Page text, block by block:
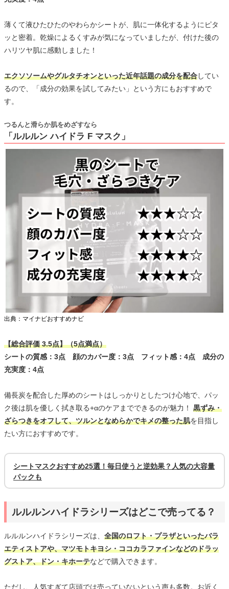
薄くて液ひたひたのやわらかシートが、肌に一体化するようにピタ
ッと密着。乾燥によるくすみが気になっていましたが、付けた後の
ハリツヤ肌に感動しました！
エクソソームやグルタチオンといった近年話題の成分を配合してい
るので、「成分の効果を試してみたい」という方にもおすすめで
す。
「ルルルン ハイドラ F マスク」
つるんと滑らか肌をめざすなら
出典：マイナビおすすめナビ
【総合評価 3.5点】（5点満点）
シートの質感：3点 顔のカバー度：3点 フィット感：4点 成分の
充実度：4点
備長炭を配合した厚めのシートはしっかりとしたつけ心地で、パッ
ク後は肌を優しく拭き取る+αのケアまでできるのが魅力！ 黒ずみ・
ざらつきをオフして、ツルンとなめらかでキメの整った肌を目指し
たい方におすすめです。
シートマスクおすすめ25選！毎日使うと逆効果？人気の大容量
パックも
ルルルンハイドラシリーズはどこで売ってる？
ルルルンハイドラシリーズは、 全国のロフト・プラザといったバラ
エティストアや、マツモトキヨシ・ココカラファインなどのドラッ
グストア、ドン・キホーテなどで購入できます。
ただし、人気すぎて店頭では売っていないという声も多数。お近く